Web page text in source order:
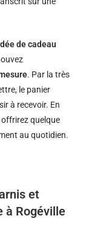
de cadeau
. Par la très
le panier
à recevoir. En
offrirez quelque
au quotidien.
et
à Rogéville